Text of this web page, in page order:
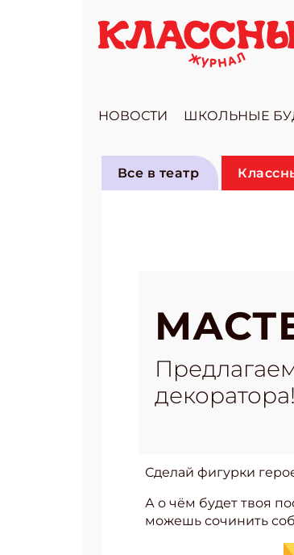
НОВОСТИ ШКОЛЬНЫЕ
Все в театр
декоратора!
Сделай фигурки
А о чём будет твоя
можешь сочинить